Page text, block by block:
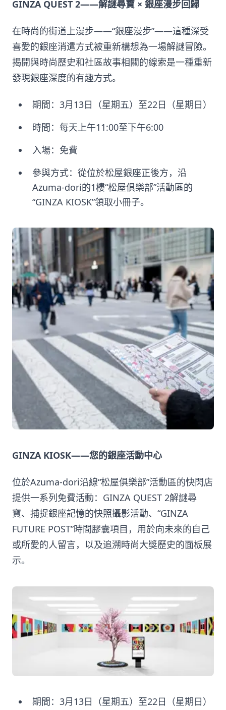
GINZA QUEST 2——解謎尋寶 × 銀座漫步回歸
在時尚的街道上漫步——“銀座漫步”——這種深受
喜愛的銀座消遣方式被重新構想為一場解謎冒險。
揭開與時尚歷史和社區故事相關的線索是一種重新
發現銀座深度的有趣方式。
期間：3月13日（星期五）至22日（星期日）
時間：每天上午11:00至下午6:00
入場：免費
參與方式：從位於松屋銀座正後方，沿
Azuma-dori的1樓“松屋俱樂部”活動區的
“GINZA KIOSK”領取小冊子。
GINZA KIOSK——您的銀座活動中心
位於Azuma-dori沿線“松屋俱樂部”活動區的快閃店
提供一系列免費活動：GINZA QUEST 2解謎尋
寶、捕捉銀座記憶的快照攝影活動、“GINZA
FUTURE POST”時間膠囊項目，用於向未來的自己
或所愛的人留言，以及追溯時尚大獎歷史的面板展
示。
期間：3月13日（星期五）至22日（星期日）